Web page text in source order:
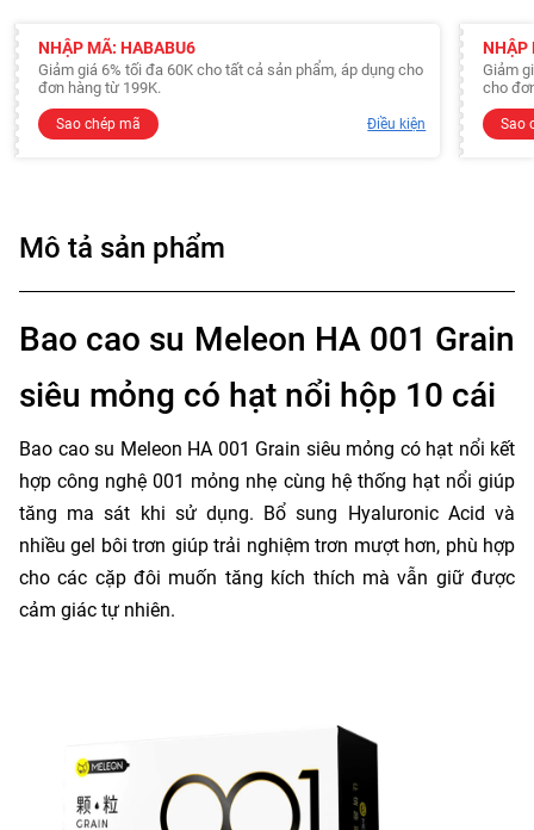
NHẬP MÃ: HABABU6
Giảm giá 6% tối đa 60K cho tất cả sản phẩm, áp dụng cho
đơn hàng từ 199K.
Sao chép mã Điều kiện
NHẬP
Giảm
cho
Sao
Mô tả sản phẩm
Bao cao su Meleon HA 001 Grain
siêu mỏng có hạt nổi hộp 10 cái
Bao cao su Meleon HA 001 Grain siêu mỏng có hạt nổi kết
hợp công nghệ 001 mỏng nhẹ cùng hệ thống hạt nổi giúp
tăng ma sát khi sử dụng. Bổ sung Hyaluronic Acid và
nhiều gel bôi trơn giúp trải nghiệm trơn mượt hơn, phù hợp
cho các cặp đôi muốn tăng kích thích mà vẫn giữ được
cảm giác tự nhiên.